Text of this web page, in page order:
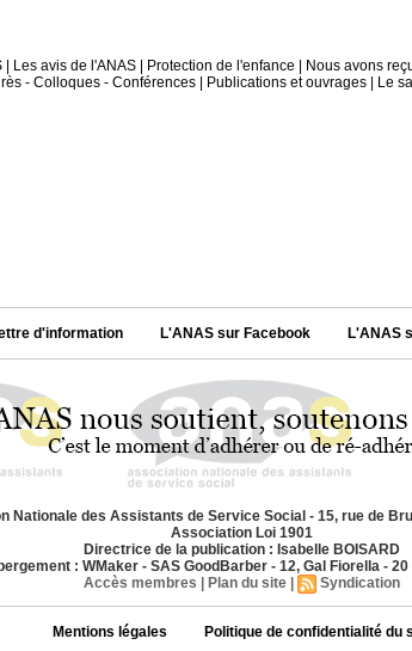
Les avis de l'ANAS Protection de l'enfance Nous avons
- Colloques - Conférences
Publications et ouvrages Le
d'information L'ANAS sur Facebook L'ANAS
Nationale des Assistants de Service Social - 15, rue de
Association Loi 1901
Directrice de la publication : Isabelle BOISARD
: WMaker - SAS GoodBarber - 12, Gal Fiorella -
Accès membres
Plan du site Syndication
Mentions légales Politique de confidentialité du